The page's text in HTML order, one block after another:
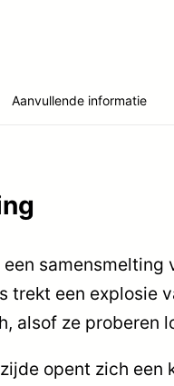
Aanvullende informatie
samensmelting
trekt een explosie
alsof ze proberen
opent zich een